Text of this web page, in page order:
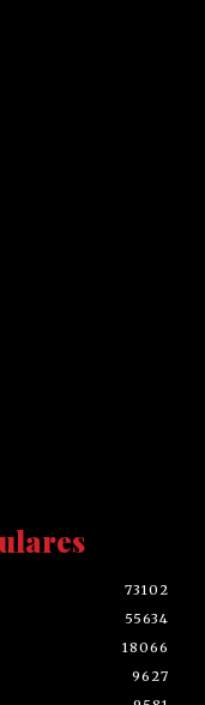
73102
55634
18066
9627